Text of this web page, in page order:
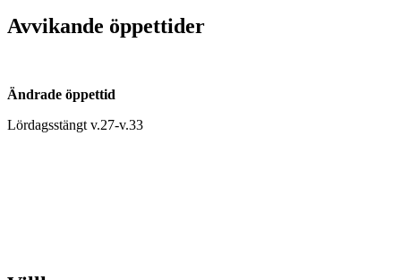
Avvikande öppettider
Ändrade öppettid
Lördagsstängt v.27-v.33